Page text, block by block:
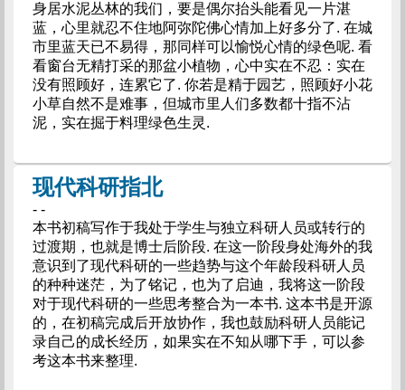
身居水泥丛林的我们，要是偶尔抬头能看见一片湛
蓝，心里就忍不住地阿弥陀佛心情加上好多分了. 在城
市里蓝天已不易得，那同样可以愉悦心情的绿色呢. 看
看窗台无精打采的那盆小植物，心中实在不忍：实在
没有照顾好，连累它了. 你若是精于园艺，照顾好小花
小草自然不是难事，但城市里人们多数都十指不沾
泥，实在掘于料理绿色生灵.
现代科研指北
- -
本书初稿写作于我处于学生与独立科研人员或转行的
过渡期，也就是博士后阶段. 在这一阶段身处海外的我
意识到了现代科研的一些趋势与这个年龄段科研人员
的种种迷茫，为了铭记，也为了启迪，我将这一阶段
对于现代科研的一些思考整合为一本书. 这本书是开源
的，在初稿完成后开放协作，我也鼓励科研人员能记
录自己的成长经历，如果实在不知从哪下手，可以参
考这本书来整理.